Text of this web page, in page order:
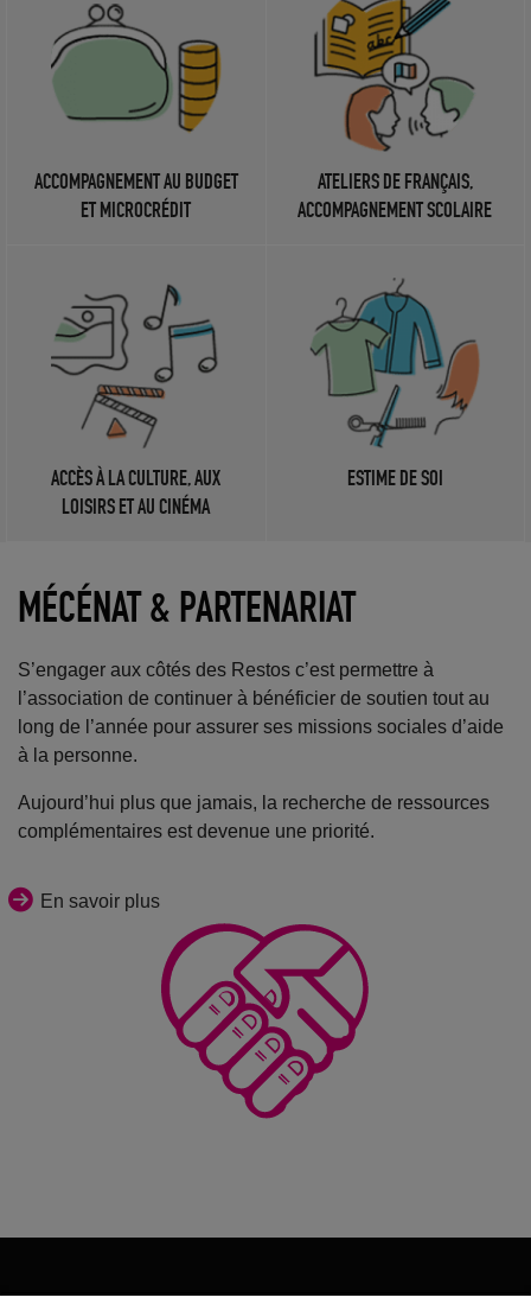
ACCOMPAGNEMENT AU BUDGET
ET MICROCRÉDIT
ATELIERS DE FRANÇAIS,
ACCOMPAGNEMENT SCOLAIRE
ACCÈS À LA CULTURE, AUX
LOISIRS ET AU CINÉMA
ESTIME DE SOI
MÉCÉNAT & PARTENARIAT
S’engager aux côtés des Restos c’est permettre à
l’association de continuer à bénéficier de soutien tout au
long de l’année pour assurer ses missions sociales d’aide
à la personne.
Aujourd’hui plus que jamais, la recherche de ressources
complémentaires est devenue une priorité.
En savoir plus